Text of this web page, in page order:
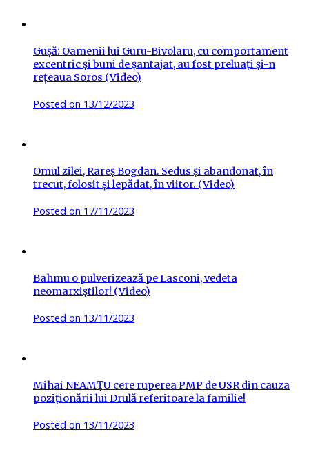
Gușă: Oamenii lui Guru-Bivolaru, cu comportament
excentric și buni de șantajat, au fost preluați și-n
rețeaua Soros (Video)
Posted on 13/12/2023
Omul zilei, Rareș Bogdan. Sedus și abandonat, în
trecut, folosit și lepădat, în viitor. (Video)
Posted on 17/11/2023
Bahmu o pulverizează pe Lasconi, vedeta
neomarxiștilor! (Video)
Posted on 13/11/2023
Mihai NEAMȚU cere ruperea PMP de USR din cauza
poziționării lui Drulă referitoare la familie!
Posted on 13/11/2023